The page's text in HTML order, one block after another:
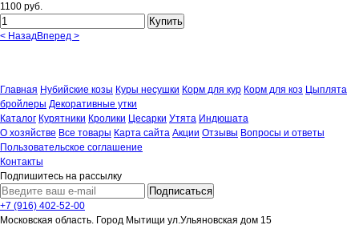
1100 руб.
< НазадВперед >
Главная Нубийские козы Куры несушки Корм для кур Корм для коз Цыплята
бройлеры Декоративные утки
Каталог Курятники Кролики Цесарки Утята Индюшата
О хозяйстве Все товары Карта сайта Акции Отзывы Вопросы и ответы
Пользовательское соглашение
Контакты
Подпишитесь на рассылку
+7 (916) 402-52-00
Московская область. Город Мытищи ул.Ульяновская дом 15